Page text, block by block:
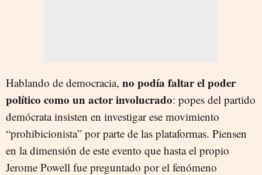
Hablando de democracia, no podía faltar el poder
político como un actor involucrado: popes del partido
demócrata insisten en investigar ese movimiento
“prohibicionista” por parte de las plataformas. Piensen
en la dimensión de este evento que hasta el propio
Jerome Powell fue preguntado por el fenómeno